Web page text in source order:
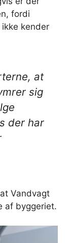
fordi
kender
at
sig
der har
Vandvagt
af byggeriet.